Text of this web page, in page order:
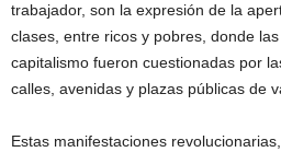
trabajador, son la expresión de la
clases, entre ricos y pobres, donde
capitalismo fueron cuestionadas por
calles, avenidas y plazas públicas de
Estas manifestaciones